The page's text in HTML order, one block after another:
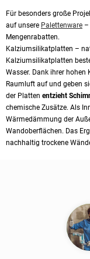
Für besonders große
auf unsere Palettenware –
Mengenrabatten.
Kalziumsilikatplatten –
Kalziumsilikatplatten
Wasser. Dank ihrer
Raumluft auf und geben
der Platten entzieht
chemische Zusätze. Als
Wärmedämmung der
Wandoberflächen. Das
nachhaltig trockene